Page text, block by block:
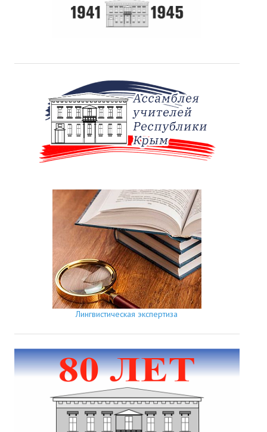
Лингвистическая экспертиза